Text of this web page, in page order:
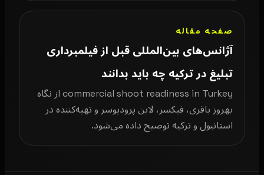
صفحه مقاله
آژانس‌های بین‌المللی قبل از فیلمبرداری
تبلیغ در ترکیه چه باید بدانند
commercial shoot readiness in Turkey از نگاه
بهروز باقری، فیکسر، لاین پرودیوسر و تهیه‌کننده در
استانبول و ترکیه توضیح داده می‌شود.